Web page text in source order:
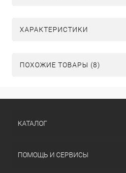
ХАРАКТЕРИСТИКИ
ПОХОЖИЕ ТОВАРЫ (8)
КАТАЛОГ
ПОМОЩЬ И СЕРВИСЫ